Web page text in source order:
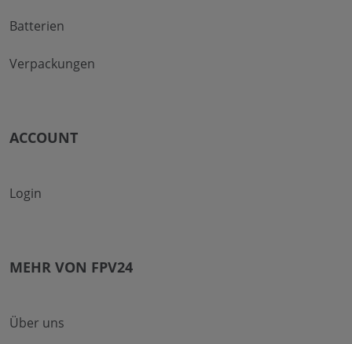
Batterien
Verpackungen
ACCOUNT
Login
MEHR VON FPV24
Über uns